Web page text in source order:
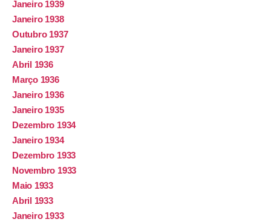
Janeiro 1939
Janeiro 1938
Outubro 1937
Janeiro 1937
Abril 1936
Março 1936
Janeiro 1936
Janeiro 1935
Dezembro 1934
Janeiro 1934
Dezembro 1933
Novembro 1933
Maio 1933
Abril 1933
Janeiro 1933